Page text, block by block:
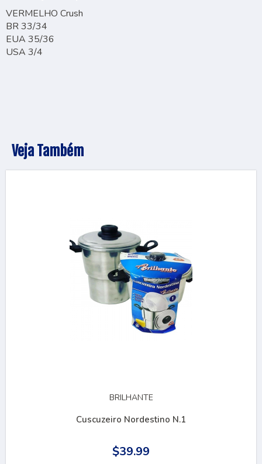
VERMELHO Crush
BR 33/34
EUA 35/36
USA 3/4
Veja Também
BRILHANTE
Cuscuzeiro Nordestino N.1
$39.99